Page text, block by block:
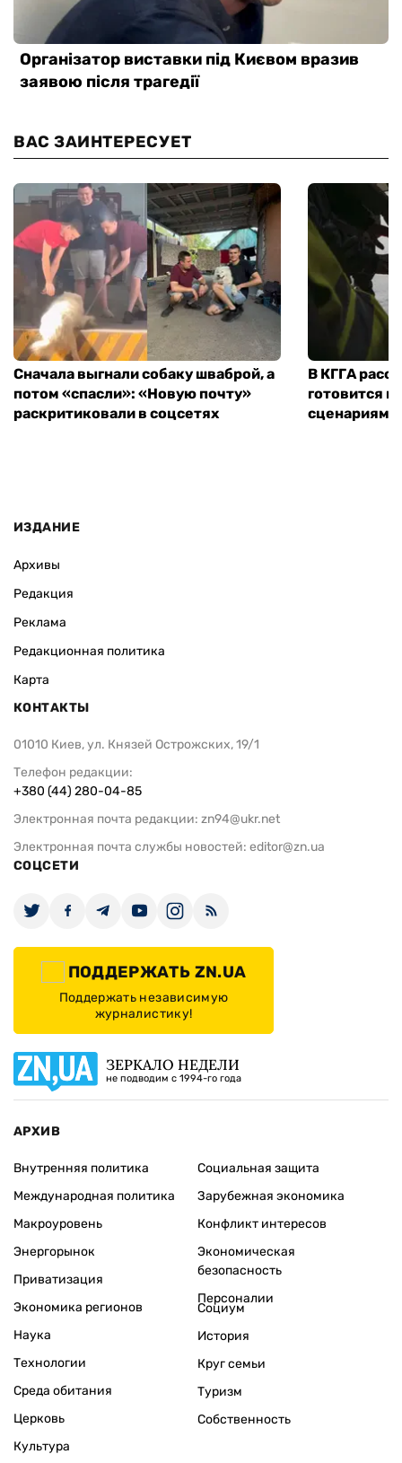
ВАС ЗАИНТЕРЕСУЕТ
Сначала выгнали собаку шваброй, а
потом «спасли»: «Новую почту»
раскритиковали в соцсетях
В КГГА
готовится
сценариям
ИЗДАНИЕ
Архивы
Редакция
Реклама
Редакционная политика
Карта
КОНТАКТЫ
01010 Киев, ул. Князей Острожских, 19/1
Телефон редакции:
+380 (44) 280-04-85
Электронная почта редакции: zn94@ukr.net
Электронная почта службы новостей: editor@zn.ua
СОЦСЕТИ
ПОДДЕРЖАТЬ ZN.UA
Поддержать независимую
журналистику!
ЗЕРКАЛО НЕДЕЛИ
не подводим с 1994-го года
АРХИВ
Внутренняя политика
Международная политика
Макроуровень
Энергорынок
Приватизация
Экономика регионов
Социальная защита
Зарубежная экономика
Конфликт интересов
Экономическая
безопасность
Персоналии
Наука
Технологии
Среда обитания
Церковь
Культура
Социум
История
Круг семьи
Туризм
Собственность